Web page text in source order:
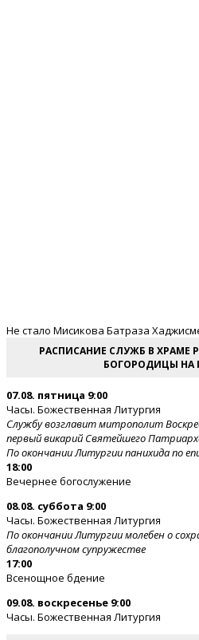
Не стало Мисикова Батраза
РАСПИСАНИЕ СЛУЖБ В ХРАМЕ
БОГОРОДИЦЫ НА
07.08. пятница 9:00
Часы. Божественная Литургия
Службу возглавит митрополит
первый викарий Святейшего
По окончании Литургии панихида по
18:00
Вечернее богослужение
08.08. суббота 9:00
Часы. Божественная Литургия
По окончании Литургии молебен о
благополучном супружестве
17:00
Всенощное бдение
09.08. воскресенье 9:00
Часы. Божественная Литургия